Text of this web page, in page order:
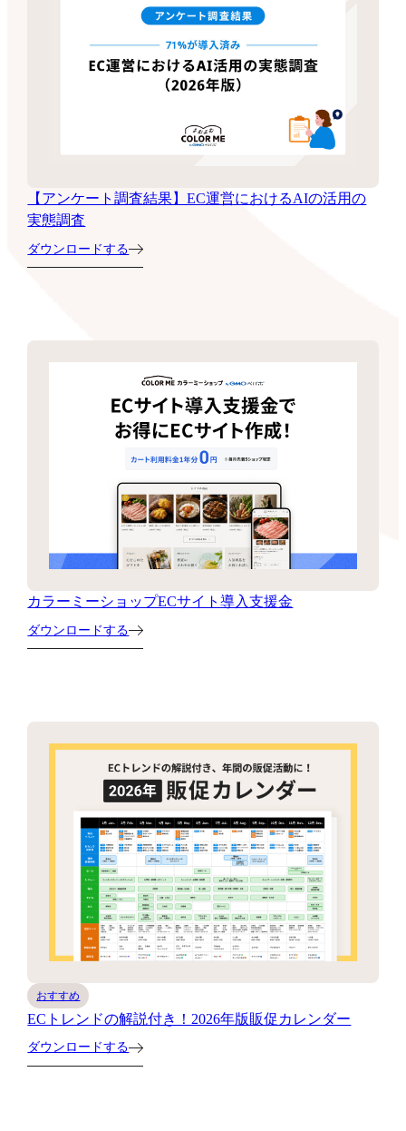
【アンケート調査結果】EC運営におけるAIの活用の
実態調査
ダウンロードする
カラーミーショップECサイト導入支援金
ダウンロードする
おすすめ
ECトレンドの解説付き！2026年版販促カレンダー
ダウンロードする